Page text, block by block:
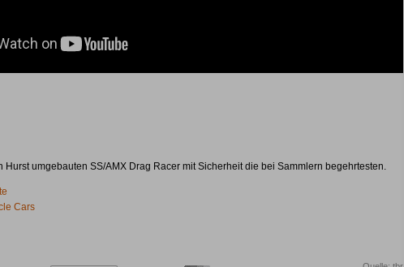
Hurst umgebauten SS/AMX Drag Racer mit Sicherheit die bei Sammlern begehrtesten.
Cars